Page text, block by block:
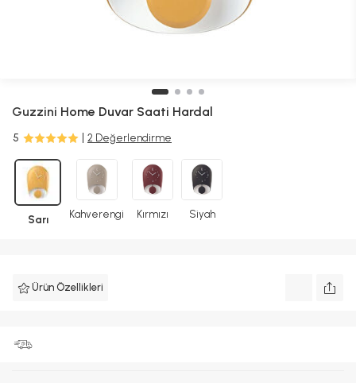
Guzzini Home Duvar Saati Hardal
5 2 Değerlendirme
Sarı Kahverengi Kırmızı Siyah
Ürün Özellikleri